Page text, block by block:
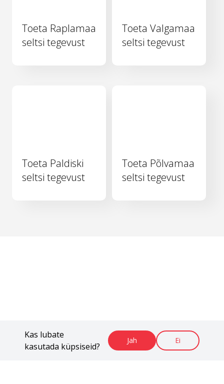
Kas lubate
kasutada küpsiseid?
Jah Ei
Toeta Raplamaa
seltsi tegevust
Toeta Valgamaa
seltsi tegevust
Toeta Paldiski
seltsi tegevust
Toeta Põlvamaa
seltsi tegevust